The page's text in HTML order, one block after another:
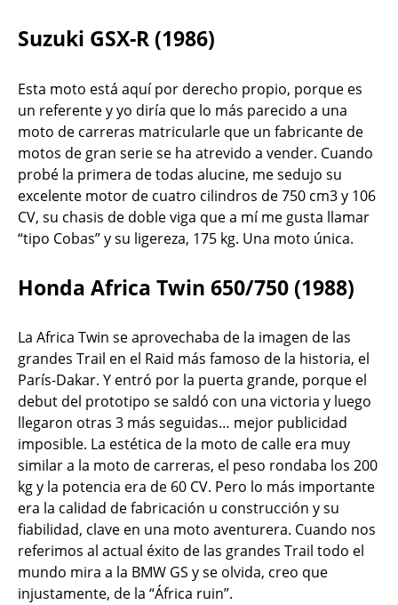
Suzuki GSX-R (1986)
Esta moto está aquí por derecho propio, porque es
un referente y yo diría que lo más parecido a una
moto de carreras matricularle que un fabricante de
motos de gran serie se ha atrevido a vender. Cuando
probé la primera de todas alucine, me sedujo su
excelente motor de cuatro cilindros de 750 cm3 y 106
CV, su chasis de doble viga que a mí me gusta llamar
“tipo Cobas” y su ligereza, 175 kg. Una moto única.
Honda Africa Twin 650/750 (1988)
La Africa Twin se aprovechaba de la imagen de las
grandes Trail en el Raid más famoso de la historia, el
París-Dakar. Y entró por la puerta grande, porque el
debut del prototipo se saldó con una victoria y luego
llegaron otras 3 más seguidas… mejor publicidad
imposible. La estética de la moto de calle era muy
similar a la moto de carreras, el peso rondaba los 200
kg y la potencia era de 60 CV. Pero lo más importante
era la calidad de fabricación u construcción y su
fiabilidad, clave en una moto aventurera. Cuando nos
referimos al actual éxito de las grandes Trail todo el
mundo mira a la BMW GS y se olvida, creo que
injustamente, de la “África ruin”.